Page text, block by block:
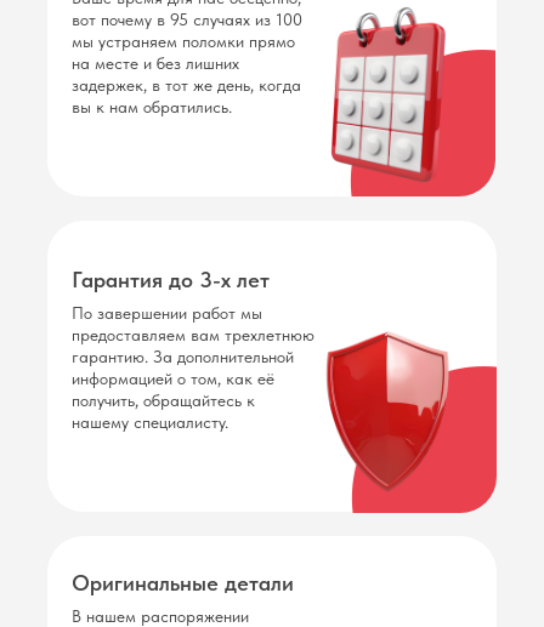
вот почему в 95 случаях из 100
мы устраняем поломки прямо
на месте и без лишних
задержек, в тот же день, когда
вы к нам обратились.
Гарантия до 3-х лет
По завершении работ мы
предоставляем вам трехлетнюю
гарантию. За дополнительной
информацией о том, как её
получить, обращайтесь к
нашему специалисту.
Оригинальные детали
В нашем распоряжении